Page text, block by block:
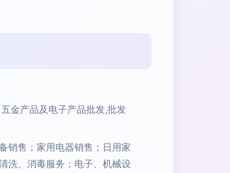
金产品及电子产品批发,批发
销售；家用电器销售；日用家
洗、消毒服务；电子、机械设